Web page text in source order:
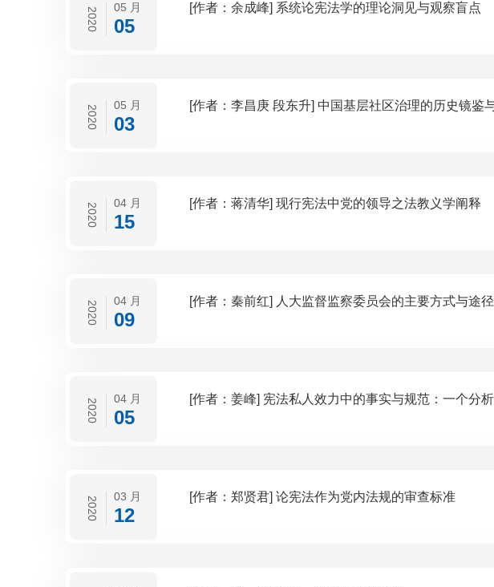
2020 05 月
05
[作者：余成峰] 系统论宪法学的理论洞见与观察盲点
2020 05 月
03
[作者：李昌庚 段东升] 中国基层社区治理的历
2020 04 月
15
[作者：蒋清华] 现行宪法中党的领导之法教义学阐释
2020 04 月
09
[作者：秦前红] 人大监督监察委员会的主要方式与途径
2020 04 月
05
[作者：姜峰] 宪法私人效力中的事实与规范：一个分
2020 03 月
12
[作者：郑贤君] 论宪法作为党内法规的审查标准